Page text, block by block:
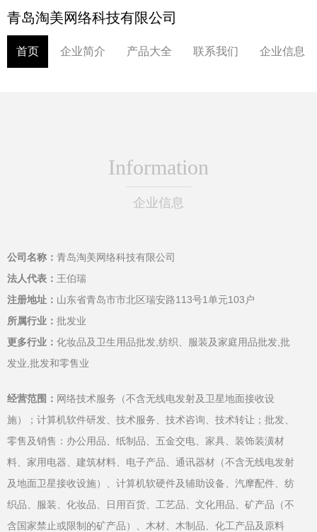
青岛淘美网络科技有限公司
首页 企业简介 产品大全 联系我们 企业信息
Information
企业信息
公司名称： 青岛淘美网络科技有限公司
法人代表： 王伯瑞
注册地址： 山东省青岛市市北区瑞安路113号1单元103户
所属行业： 批发业
更多行业： 化妆品及卫生用品批发,纺织、服装及家庭用品批发,批
发业,批发和零售业
经营范围： 网络技术服务（不含无线电发射及卫星地面接收设
施）；计算机软件研发、技术服务、技术咨询、技术转让；批发、
零售及销售：办公用品、纸制品、五金交电、家具、装饰装潢材
料、家用电器、建筑材料、电子产品、通讯器材（不含无线电发射
及地面卫星接收设施）、计算机软硬件及辅助设备、汽摩配件、纺
织品、服装、化妆品、日用百货、工艺品、文化用品、矿产品（不
含国家禁止或限制的矿产品）、木材、木制品、化工产品及原料